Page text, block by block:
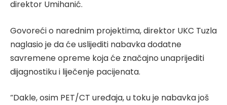
direktor Umihanić.
Govoreći o narednim projektima, direktor UKC Tuzla
naglasio je da će uslijediti nabavka dodatne
savremene opreme koja će značajno unaprijediti
dijagnostiku i liječenje pacijenata.
“Dakle, osim PET/CT uređaja, u toku je nabavka još